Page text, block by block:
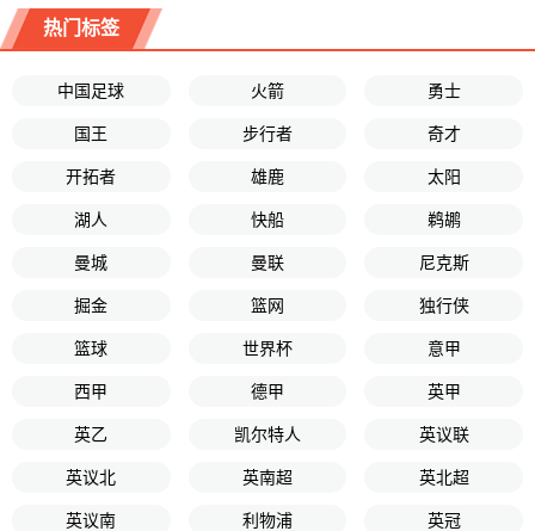
热门标签
中国足球 火箭 勇士
国王 步行者 奇才
开拓者 雄鹿 太阳
湖人 快船 鹈鹕
曼城 曼联 尼克斯
掘金 篮网 独行侠
篮球 世界杯 意甲
西甲 德甲 英甲
英乙 凯尔特人 英议联
英议北 英南超 英北超
英议南 利物浦 英冠